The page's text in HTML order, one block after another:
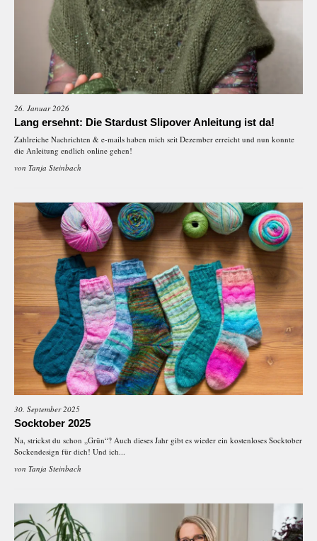
26. Januar 2026
Lang ersehnt: Die Stardust Slipover Anleitung ist da!
Zahlreiche Nachrichten & e-mails haben mich seit Dezember erreicht und nun konnte
die Anleitung endlich online gehen!
von Tanja Steinbach
30. September 2025
Socktober 2025
Na, strickst du schon „Grün“? Auch dieses Jahr gibt es wieder ein kostenloses Socktober
Sockendesign für dich! Und ich...
von Tanja Steinbach